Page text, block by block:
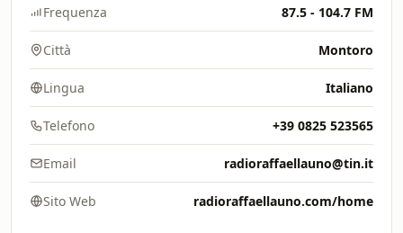
Frequenza 87.5 - 104.7 FM
Città Montoro
Lingua Italiano
Telefono +39 0825 523565
Email radioraffaellauno@tin.it
Sito Web radioraffaellauno.com/home